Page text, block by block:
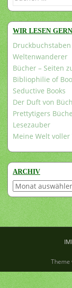
WIR LESEN GERN
Druckbuchstaben
Weltenwanderer
Bücher – Seiten
Bibliophilie of
Seductive Books
Der Duft von
Prettytigers
Lesezauber
Meine Welt voller
ARCHIV
Archiv
Theme